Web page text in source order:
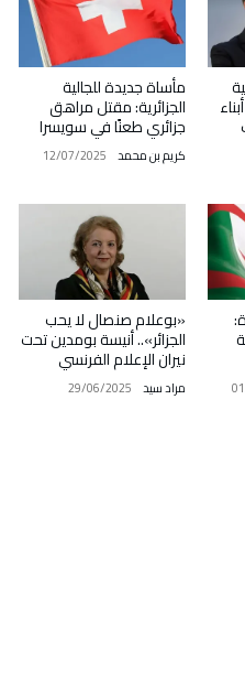
مأساة جديدة للجالية
الجزائرية: مقتل مراهق
جزائري طعنًا في سويسرا
كريم بن محمد 12/07/2025
«بوعلام صنصال لا يحب
الجزائر».. أنيسة بومدين تحت
نيران الإعلام الفرنسي
مراد سيد 29/06/2025